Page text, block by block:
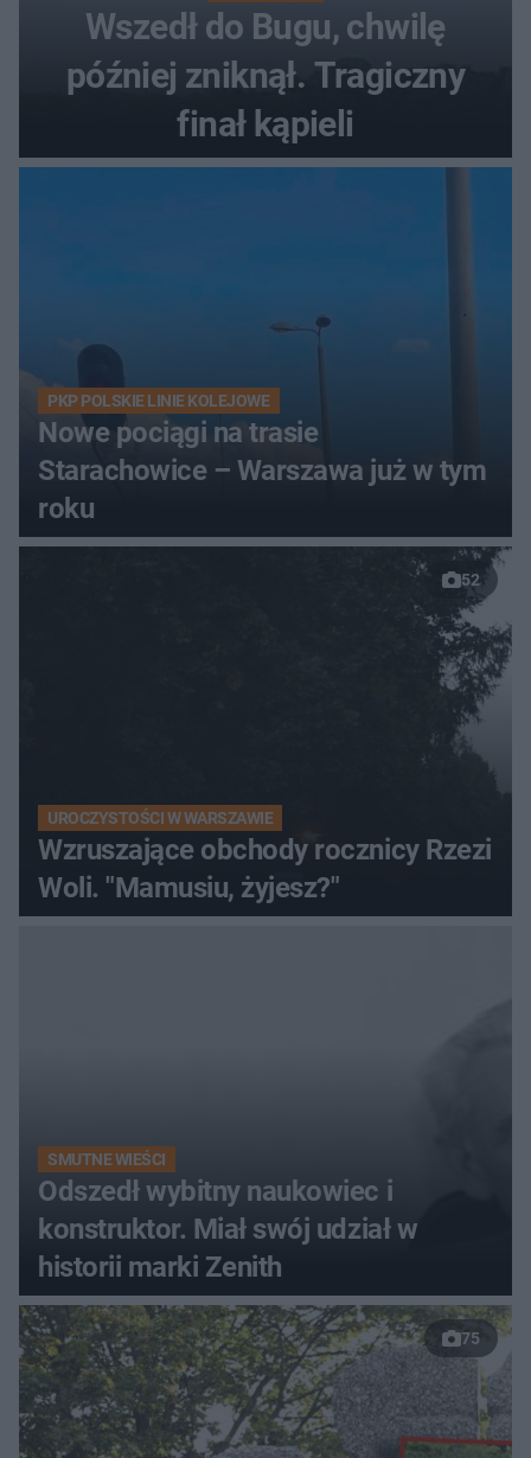
Wszedł do Bugu, chwilę
później zniknął. Tragiczny
finał kąpieli
PKP POLSKIE LINIE KOLEJOWE
Nowe pociągi na trasie
Starachowice – Warszawa już w tym
roku
52
UROCZYSTOŚCI W WARSZAWIE
Wzruszające obchody rocznicy Rzezi
Woli. "Mamusiu, żyjesz?"
SMUTNE WIEŚCI
Odszedł wybitny naukowiec i
konstruktor. Miał swój udział w
historii marki Zenith
75